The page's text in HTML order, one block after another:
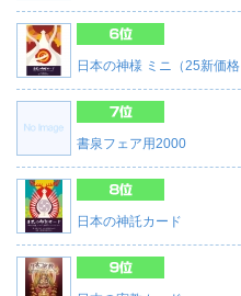
日本の神様 ミニ（25新価格
書泉フェア用2000
日本の神託カード